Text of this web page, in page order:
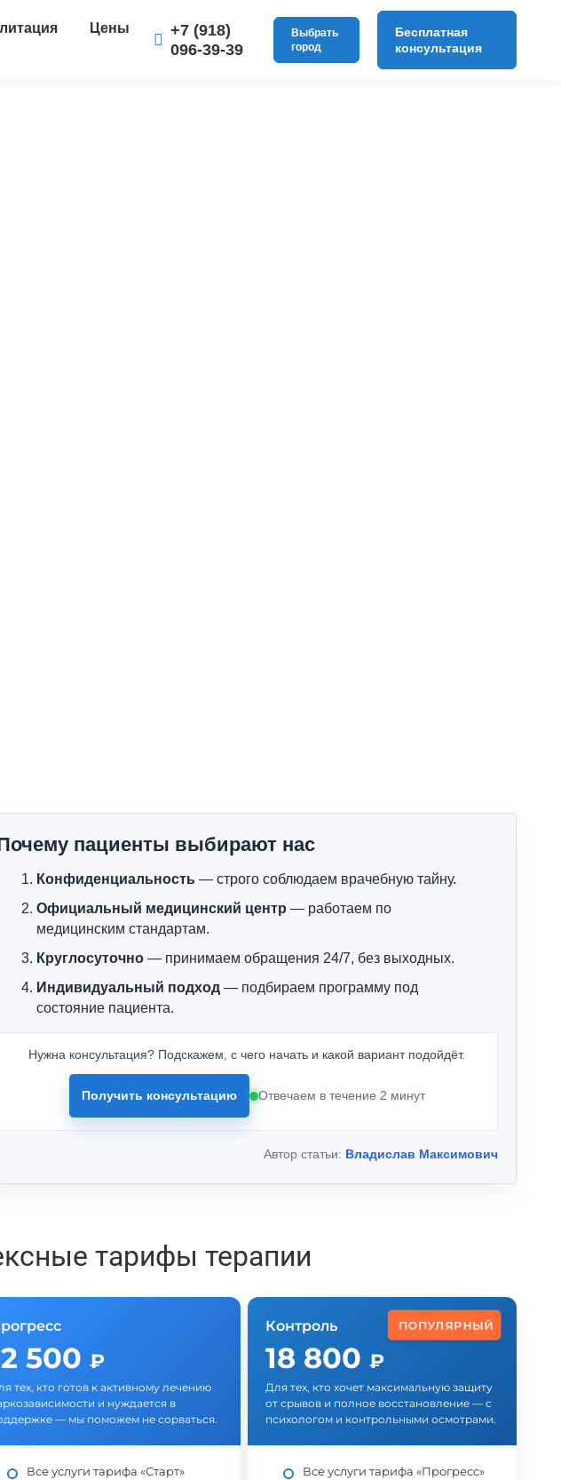
Цены
+7 (918)
096-39-39
Выбрать
город
Бесплатная
консультация
пациенты выбирают нас
Конфиденциальность— строго соблюдаем врачебную тайну.
Официальный медицинский центр — работаем по
медицинским стандартам.
Круглосуточно— принимаем обращения 24/7, без выходных.
Индивидуальный подход— подбираем программу под
состояние пациента.
Нужна консультация? Подскажем, с чего начать и какой вариант подойдёт.
Получить консультацию Отвечаем в течение 2 минут
Автор статьи: Владислав Максимович
тарифы терапии
500 ₽
тех, кто готов к активному лечению
и нуждается в
— мы поможем не сорваться.
Все услуги тарифа «Старт»
ПОПУЛЯРНЫЙ
Контроль
18 800 ₽
Для тех, кто хочет максимальную защиту
от срывов и полное восстановление — с
психологом и контрольными осмотрами.
Все услуги тарифа «Прогресс»